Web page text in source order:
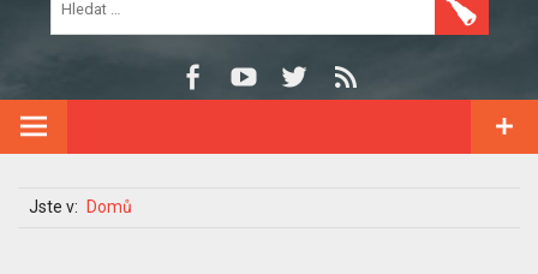
Jste v: Domů